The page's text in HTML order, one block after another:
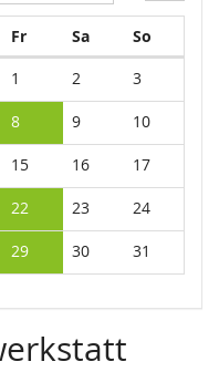
FrFreitagSaSamstag
So
1 2 3
8 9 10
15 16 17
22 23 24
29 30 31